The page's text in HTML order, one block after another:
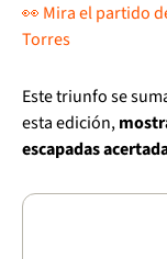
👀 Mira el partido
Torres
Este triunfo se
esta edición,
escapadas